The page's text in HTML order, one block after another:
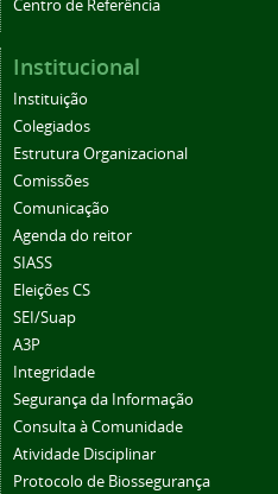
Centro de Referência
Institucional
Instituição
Colegiados
Estrutura Organizacional
Comissões
Comunicação
Agenda do reitor
SIASS
Eleições CS
SEI/Suap
A3P
Integridade
Segurança da Informação
Consulta à Comunidade
Atividade Disciplinar
Protocolo de Biossegurança